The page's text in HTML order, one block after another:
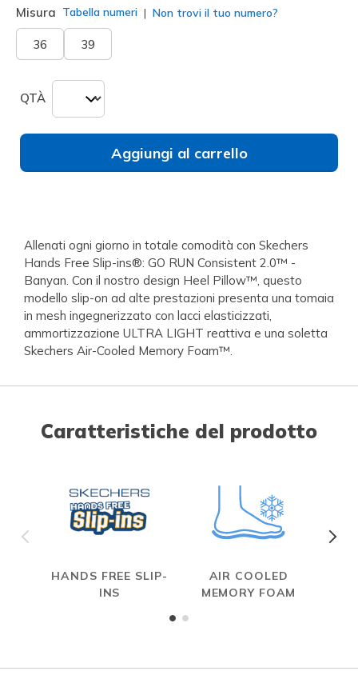
Misura Tabella numeri Non trovi il tuo numero?
36 39
QTÀ
Aggiungi al carrello
Allenati ogni giorno in totale comodità con Skechers
Hands Free Slip-ins®: GO RUN Consistent 2.0™ -
Banyan. Con il nostro design Heel Pillow™, questo
modello slip-on ad alte prestazioni presenta una tomaia
in mesh ingegnerizzato con lacci elasticizzati,
ammortizzazione ULTRA LIGHT reattiva e una soletta
Skechers Air-Cooled Memory Foam™.
Caratteristiche del prodotto
HANDS FREE SLIP-
INS
AIR COOLED
MEMORY FOAM